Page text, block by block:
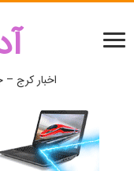
اخبار کرج –